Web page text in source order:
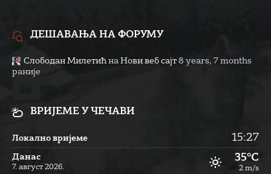
ДЕШАВАЊА НА ФОРУМУ
Слободан Милетић на Нови веб сајт 8 years, 7 months
раније
ВРИЈЕМЕ У ЧЕЧАВИ
Локално вријеме 15:27
Данас
7. август 2026.
35°C
2 m/s